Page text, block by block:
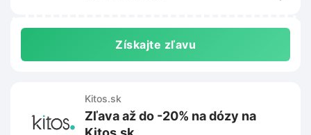
Získajte zľavu
Kitos.sk
Zľava až do -20% na dózy na